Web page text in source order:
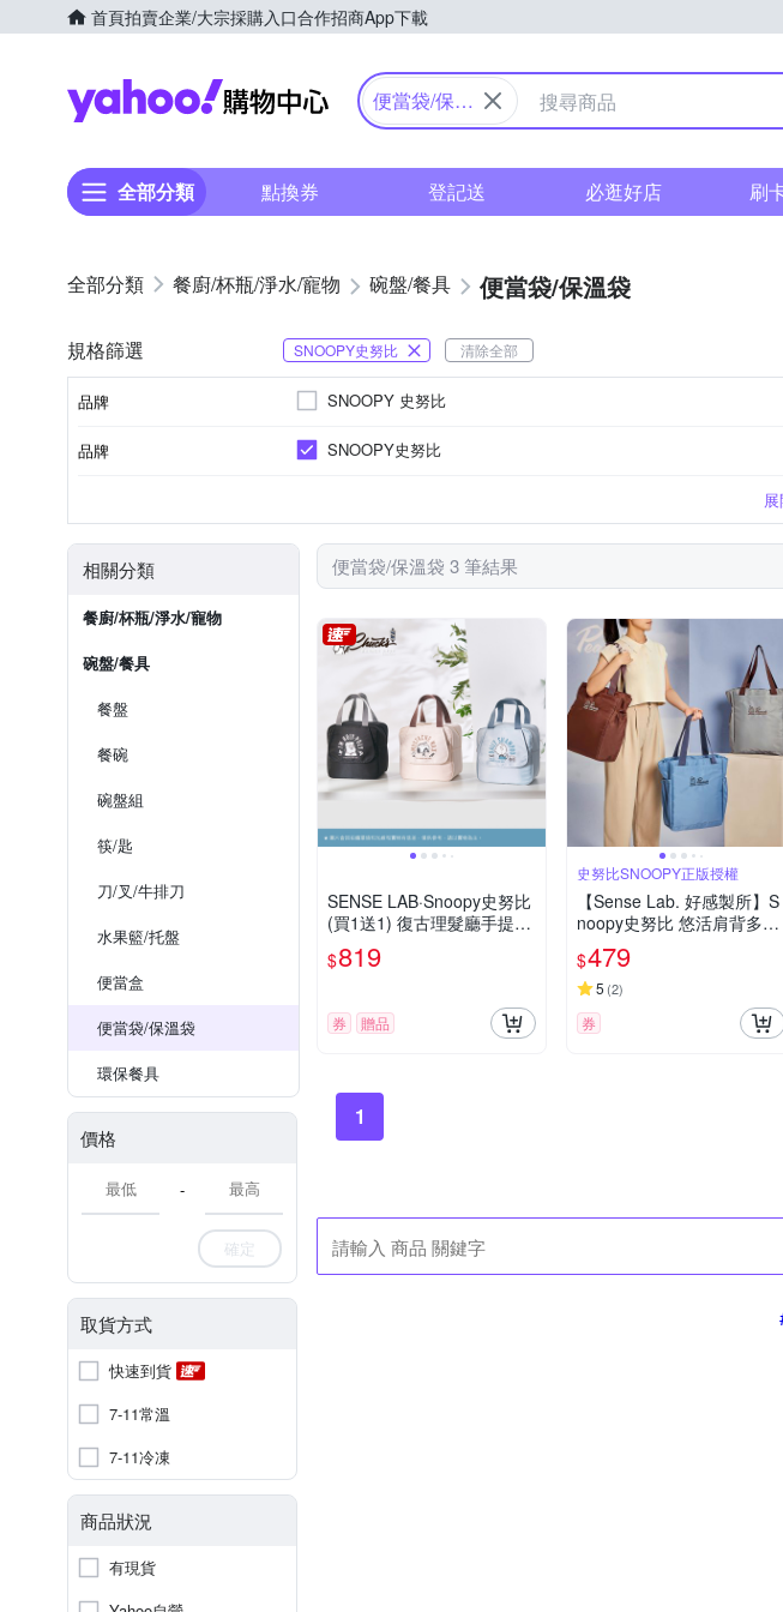
首頁拍賣企業/大宗採購入口合作招商App下載
Yahoo購物中心
便當袋/保溫
全部分類 點換券 登記送 必逛好店 刷
餐廚/杯瓶/淨水/寵物 碗盤/餐具 便當袋/保溫袋
規格篩選 SNOOPY史努比 清除全部
品牌 SNOOPY 史努比
品牌 SNOOPY史努比
相關分類
餐廚/杯瓶/淨水/寵物
碗盤/餐具
餐盤
餐碗
碗盤組
筷/匙
刀/叉/牛排刀
水果籃/托盤
便當盒
便當袋/保溫袋
環保餐具
價格
-
確定
取貨方式
快速到貨
7-11常溫
7-11冷凍
商品狀況
有現貨
便當袋/保溫袋 3 筆結果
SENSE LAB·Snoopy史努比
(買1送1) 復古理髮廳手提大
容量PEVA保溫袋(史努比拉
鍊頭/快)
$819
券 贈品
史努比SNOOPY正版授權
【Sense Lab. 好感製所】S
noopy史努比 悠活肩背多口
袋收納大容量PEVA保溫袋
$479
5 (2)
券
1